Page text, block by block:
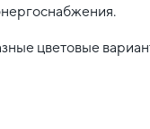
цветовые